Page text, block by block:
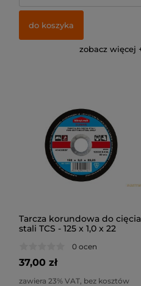
do koszyka
zobacz więcej
Tarcza korundowa do cięcia
stali TCS - 125 x 1,0 x 22
0 ocen
37,00 zł
zawiera 23% VAT, bez kosztów